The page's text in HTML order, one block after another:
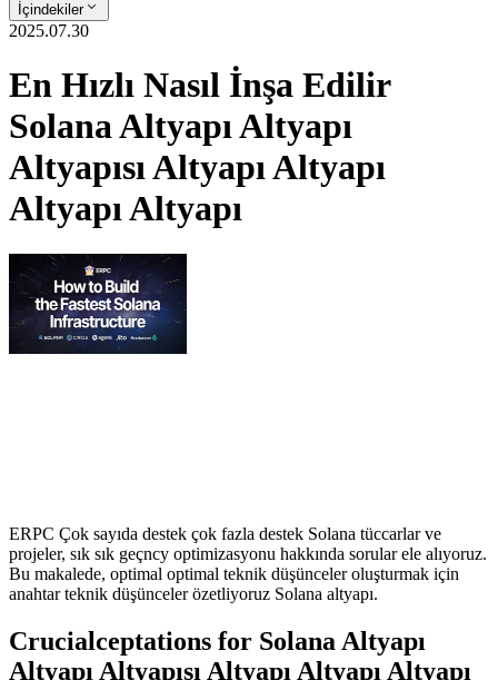
İçindekiler
2025.07.30
En Hızlı Nasıl İnşa Edilir
Solana Altyapı Altyapı
Altyapısı Altyapı Altyapı
Altyapı Altyapı
ERPC Çok sayıda destek çok fazla destek Solana tüccarlar ve
projeler, sık sık geçncy optimizasyonu hakkında sorular ele alıyoruz.
Bu makalede, optimal optimal teknik düşünceler oluşturmak için
anahtar teknik düşünceler özetliyoruz Solana altyapı.
Crucialceptations for Solana Altyapı
Altyapı Altyapısı Altyapı Altyapı Altyapı